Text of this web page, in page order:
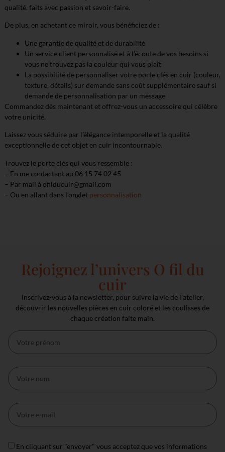
qualité, faits avec passion et savoir-faire.
De plus, en achetant ce miroir, vous bénéficiez de :
Une garantie de qualité et de durabilité
Un service client personnalisé et à l’écoute de vos besoins si
vous ne trouvez pas la couleur qui vous plaît
La possibilité de personnaliser votre porte clés en cuir (couleur,
texture, détails) sur demande sans coût supplémentaire sauf si
demande de personnalisation par un message
Commandez dès maintenant et offrez-vous un accessoire qui célèbre
votre unicité.
Laissez vous séduire par l’élégance intemporelle et la qualité
exceptionnelle de cet objet en cuir incontournable.
Trouvez le porte clés qui vous ressemble :
– En me contactant au 06 15 74 02 45
– Par mail à ofilducuir@gmail.com
– Ou en allant dans l’onglet personnalisation
Rejoignez l’univers O fil du
cuir
Inscrivez-vous à la newsletter, pour suivre la vie de l’atelier,
découvrir les nouvelles pièces en cuir coloré et les coulisses de
chaque création faite main.
En cliquant sur "envoyer" vous acceptez que vos informations